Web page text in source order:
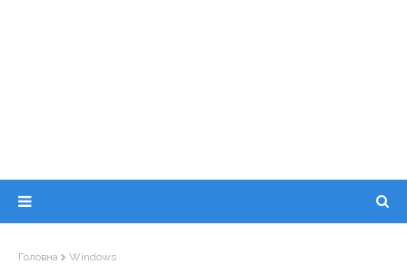
Головна Windows